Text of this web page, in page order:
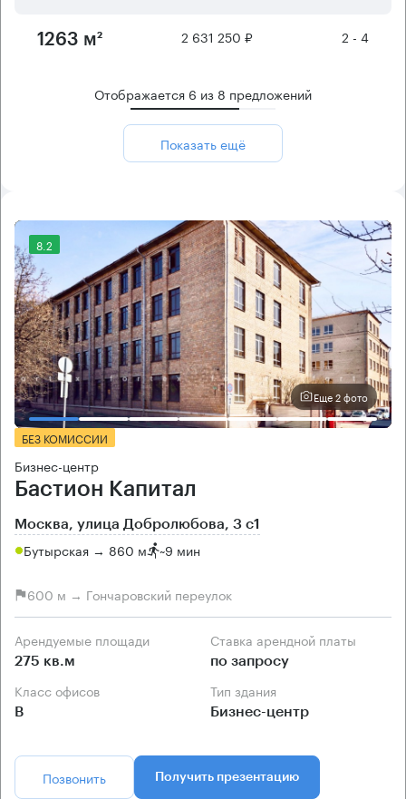
1263 м² 2 631 250 ₽ 2 - 4
Отображается 6 из 8 предложений
Показать ещё
8.2
Еще 2 фото
БЕЗ КОМИССИИ
Бизнес-центр
Бастион Капитал
Москва, улица Добролюбова, 3 с1
Бутырская → 860 м ~9 мин
600 м → Гончаровский переулок
Арендуемые площади
275 кв.м
Ставка арендной платы
по запросу
Класс офисов
B
Тип здания
Бизнес-центр
Позвонить Получить презентацию